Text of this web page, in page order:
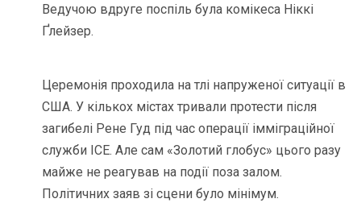
Ведучою вдруге поспіль була комікеса Ніккі
Ґлейзер.
Церемонія проходила на тлі напруженої ситуації в
США. У кількох містах тривали протести після
загибелі Рене Гуд під час операції імміграційної
служби ICE. Але сам «Золотий глобус» цього разу
майже не реагував на події поза залом.
Політичних заяв зі сцени було мінімум.